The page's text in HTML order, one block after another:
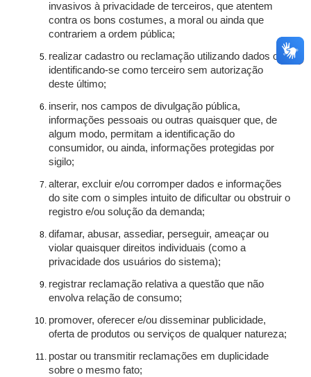
invasivos à privacidade de terceiros, que atentem
contra os bons costumes, a moral ou ainda que
contrariem a ordem pública;
realizar cadastro ou reclamação utilizando dados ou
identificando-se como terceiro sem autorização
deste último;
inserir, nos campos de divulgação pública,
informações pessoais ou outras quaisquer que, de
algum modo, permitam a identificação do
consumidor, ou ainda, informações protegidas por
sigilo;
alterar, excluir e/ou corromper dados e informações
do site com o simples intuito de dificultar ou obstruir o
registro e/ou solução da demanda;
difamar, abusar, assediar, perseguir, ameaçar ou
violar quaisquer direitos individuais (como a
privacidade dos usuários do sistema);
registrar reclamação relativa a questão que não
envolva relação de consumo;
promover, oferecer e/ou disseminar publicidade,
oferta de produtos ou serviços de qualquer natureza;
postar ou transmitir reclamações em duplicidade
sobre o mesmo fato;